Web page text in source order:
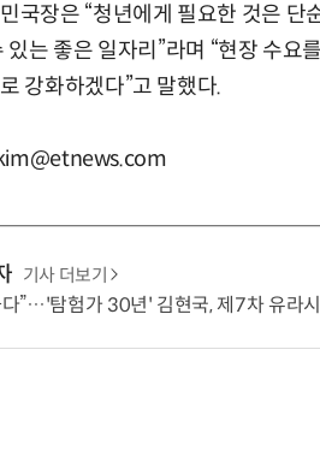
국장은 “청년에게 필요한 것은
는 좋은 일자리”라며 “현장 수요
강화하겠다”고 말했다.
기사 더보기
다”…'탐험가 30년' 김현국, 제7차 유라